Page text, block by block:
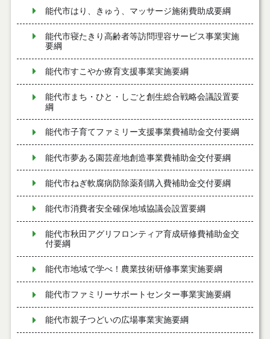
能代市はり、きゅう、マッサージ施術費助成要綱
能代市寝たきり高齢者等訪問理容サービス事業実施
要綱
能代市すこやか療育支援事業実施要綱
能代市まち・ひと・しごと創生総合戦略会議設置要
綱
能代市子育てファミリー支援事業費補助金交付要綱
能代市夢ある園芸産地創造事業費補助金交付要綱
能代市ねぎ軟腐病防除薬剤購入費補助金交付要綱
能代市消費者安全確保地域協議会設置要綱
能代市秋田アグリフロンティア育成研修費補助金交
付要綱
能代市地域で学べ！農業技術研修事業実施要綱
能代市ファミリーサポートセンター事業実施要綱
能代市親子つどいの広場事業実施要綱